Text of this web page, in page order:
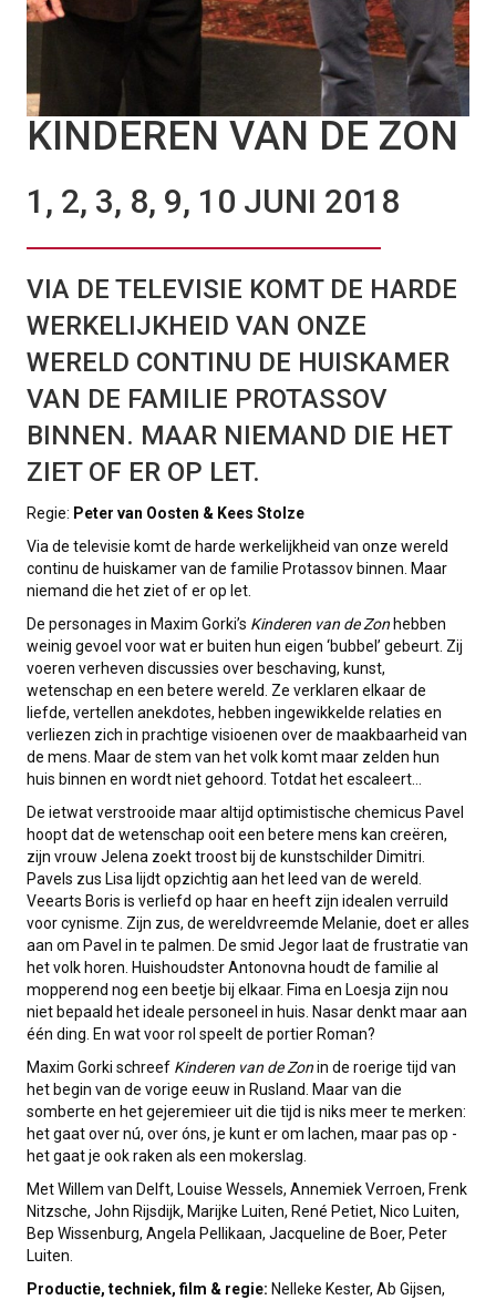
KINDEREN VAN DE ZON
1, 2, 3, 8, 9, 10 JUNI 2018
VIA DE TELEVISIE KOMT DE HARDE
WERKELIJKHEID VAN ONZE
WERELD CONTINU DE HUISKAMER
VAN DE FAMILIE PROTASSOV
BINNEN. MAAR NIEMAND DIE HET
ZIET OF ER OP LET.
Regie: Peter van Oosten & Kees Stolze
Via de televisie komt de harde werkelijkheid van onze wereld
continu de huiskamer van de familie Protassov binnen. Maar
niemand die het ziet of er op let.
De personages in Maxim Gorki’s Kinderen van de Zon hebben
weinig gevoel voor wat er buiten hun eigen ‘bubbel’ gebeurt. Zij
voeren verheven discussies over beschaving, kunst,
wetenschap en een betere wereld. Ze verklaren elkaar de
liefde, vertellen anekdotes, hebben ingewikkelde relaties en
verliezen zich in prachtige visioenen over de maakbaarheid van
de mens. Maar de stem van het volk komt maar zelden hun
huis binnen en wordt niet gehoord. Totdat het escaleert…
De ietwat verstrooide maar altijd optimistische chemicus Pavel
hoopt dat de wetenschap ooit een betere mens kan creëren,
zijn vrouw Jelena zoekt troost bij de kunstschilder Dimitri.
Pavels zus Lisa lijdt opzichtig aan het leed van de wereld.
Veearts Boris is verliefd op haar en heeft zijn idealen verruild
voor cynisme. Zijn zus, de wereldvreemde Melanie, doet er alles
aan om Pavel in te palmen. De smid Jegor laat de frustratie van
het volk horen. Huishoudster Antonovna houdt de familie al
mopperend nog een beetje bij elkaar. Fima en Loesja zijn nou
niet bepaald het ideale personeel in huis. Nasar denkt maar aan
één ding. En wat voor rol speelt de portier Roman?
Maxim Gorki schreef Kinderen van de Zonin de roerige tijd van
het begin van de vorige eeuw in Rusland. Maar van die
somberte en het gejeremieer uit die tijd is niks meer te merken:
het gaat over nú, over óns, je kunt er om lachen, maar pas op -
het gaat je ook raken als een mokerslag.
Met Willem van Delft, Louise Wessels, Annemiek Verroen, Frenk
Nitzsche, John Rijsdijk, Marijke Luiten, René Petiet, Nico Luiten,
Bep Wissenburg, Angela Pellikaan, Jacqueline de Boer, Peter
Luiten.
Productie, techniek, film & regie: Nelleke Kester, Ab Gijsen,